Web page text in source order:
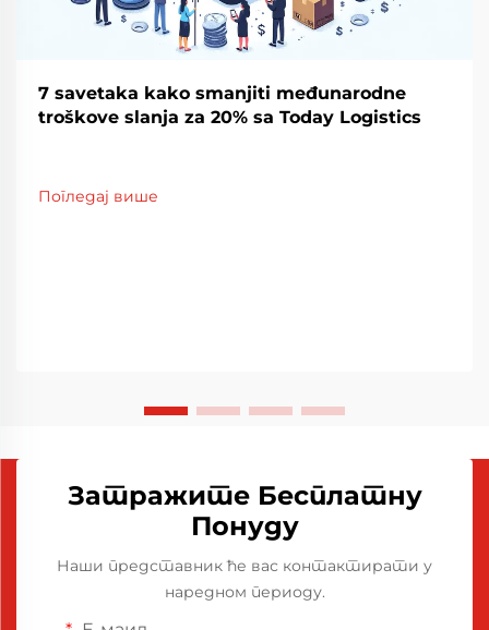
7 savetaka kako smanjiti međunarodne
troškove slanja za 20% sa Today Logistics
Погледај више
Затражите Бесплатну
Понуду
Наши представник ће вас контактирати у
наредном периоду.